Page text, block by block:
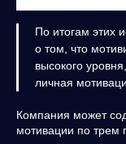
По итогам этих
о том, что
высокого
личная
Компания может
мотивации по трем